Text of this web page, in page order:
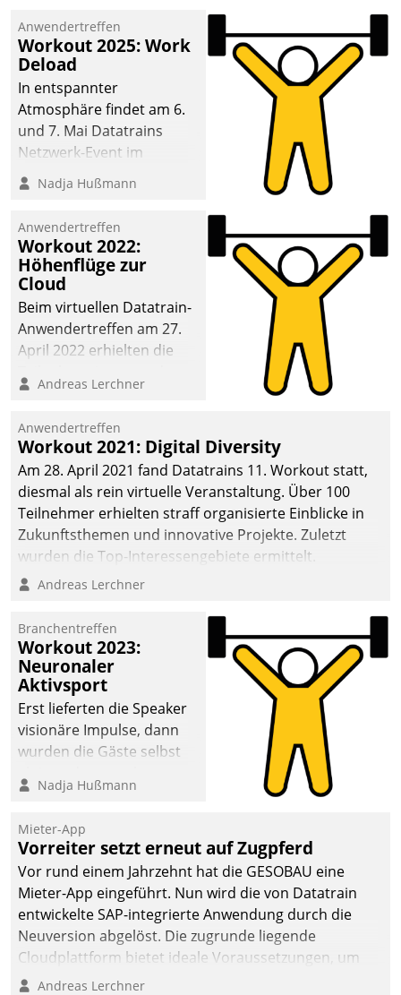
Anwendertreffen
Workout 2025: Work
Deload
In entspannter
Atmosphäre findet am 6.
und 7. Mai Datatrains
Netzwerk-Event im
Kunden- und Partnerkreis
statt. Zentrale Frage: Wie
Mammutprojekte
meistern und Workloads
wuppen – bei zunehmend
anspruchsvollen
Aufgaben und
abnehmendem
Nadja Hußmann
Anwendertreffen
Workout 2022:
Höhenflüge zur
Cloud
Beim virtuellen Datatrain-
Anwendertreffen am 27.
April 2022 erhielten die
Teilnehmer kurzweilige
Cloud-Strategien und -
Lösungen mit hohem
Zukunftspotenzial.
Andreas Lerchner
Anwendertreffen
Workout 2021: Digital Diversity
Am 28. April 2021 fand Datatrains 11. Workout statt,
diesmal als rein virtuelle Veranstaltung. Über 100
Teilnehmer erhielten straff organisierte Einblicke in
Zukunftsthemen und innovative Projekte. Zuletzt
wurden die Top-Interessengebiete ermittelt.
Andreas Lerchner
Branchentreffen
Workout 2023:
Neuronaler
Aktivsport
Erst lieferten die Speaker
visionäre Impulse, dann
wurden die Gäste selbst
methodisch
Quartier. Dazwischen
zeigte Datatrain, was es
Neues zu bieten hat.
Nadja Hußmann
Mieter-App
Vorreiter setzt erneut auf Zugpferd
Vor rund einem Jahrzehnt hat die GESOBAU eine
Mieter-App eingeführt. Nun wird die von Datatrain
entwickelte SAP-integrierte Anwendung durch die
Neuversion abgelöst. Die zugrunde liegende
Cloudplattform bietet ideale Voraussetzungen, um
die Funktionalität der App zu erweitern und weitere
Andreas Lerchner